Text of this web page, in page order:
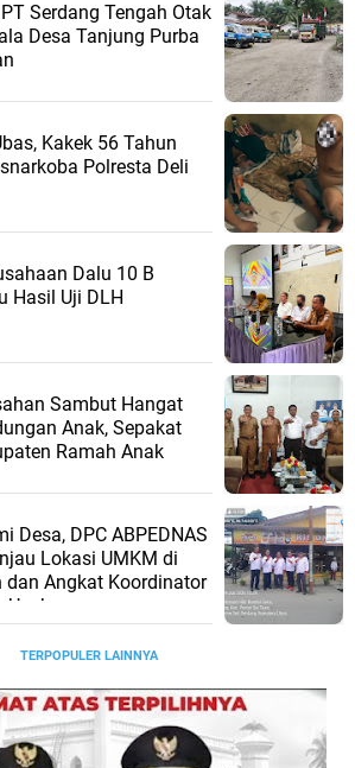
Serdang Tengah Otak
Desa Tanjung Purba
Kakek 56 Tahun
Polresta Deli
Dalu 10 B
Hasil Uji DLH
Sambut Hangat
Anak, Sepakat
Ramah Anak
Desa, DPC ABPEDNAS
Lokasi UMKM di
dan Angkat Koordinator
TERPOPULER LAINNYA